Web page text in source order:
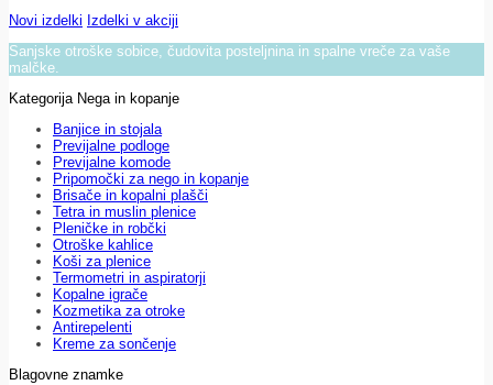
Novi izdelki Izdelki v akciji
Sanjske otroške sobice, čudovita posteljnina in spalne vreče za vaše
malčke.
Kategorija Nega in kopanje
Banjice in stojala
Previjalne podloge
Previjalne komode
Pripomočki za nego in kopanje
Brisače in kopalni plašči
Tetra in muslin plenice
Pleničke in robčki
Otroške kahlice
Koši za plenice
Termometri in aspiratorji
Kopalne igrače
Kozmetika za otroke
Antirepelenti
Kreme za sončenje
Blagovne znamke